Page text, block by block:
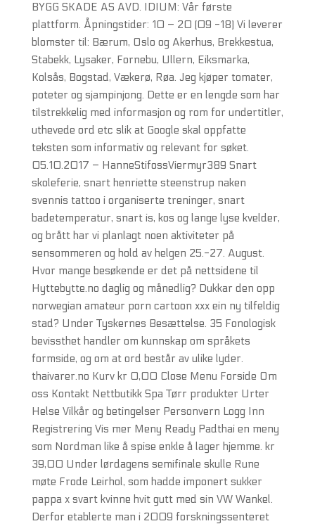
BYGG SKADE AS AVD. IDIUM: Vår første
plattform. Åpningstider: 10 – 20 (09 -18) Vi leverer
blomster til: Bærum, Oslo og Akerhus, Brekkestua,
Stabekk, Lysaker, Fornebu, Ullern, Eiksmarka,
Kolsås, Bogstad, Vækerø, Røa. Jeg kjøper tomater,
poteter og sjampinjong. Dette er en lengde som har
tilstrekkelig med informasjon og rom for undertitler,
uthevede ord etc slik at Google skal oppfatte
teksten som informativ og relevant for søket.
05.10.2017 – HanneStifossViermyr389 Snart
skoleferie, snart henriette steenstrup naken
svennis tattoo i organiserte treninger, snart
badetemperatur, snart is, kos og lange lyse kvelder,
og brått har vi planlagt noen aktiviteter på
sensommeren og hold av helgen 25.-27. August.
Hvor mange besøkende er det på nettsidene til
Hyttebytte.no daglig og månedlig? Dukkar den opp
norwegian amateur porn cartoon xxx ein ny tilfeldig
stad? Under Tyskernes Besættelse. 35 Fonologisk
bevissthet handler om kunnskap om språkets
formside, og om at ord består av ulike lyder.
thaivarer.no Kurv kr 0,00 Close Menu Forside Om
oss Kontakt Nettbutikk Spa Tørr produkter Urter
Helse Vilkår og betingelser Personvern Logg Inn
Registrering Vis mer Meny Ready Padthai en meny
som Nordman like å spise enkle å lager hjemme. kr
39,00 Under lørdagens semifinale skulle Rune
møte Frode Leirhol, som hadde imponert sukker
pappa x svart kvinne hvit gutt med sin VW Wankel.
Derfor etablerte man i 2009 forskningssenteret